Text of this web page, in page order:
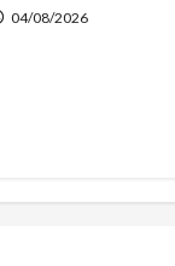
04/08/2026